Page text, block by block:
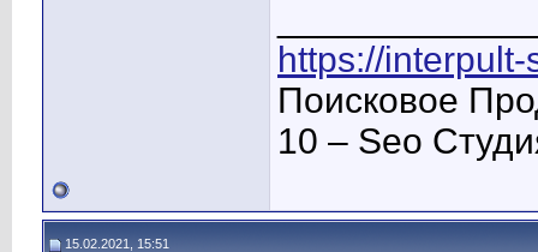
https://
Поисковое
10 – Seo
15.02.2021, 15:51